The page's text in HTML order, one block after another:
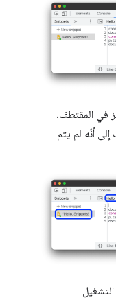
في المقتطف.
أنّه لم يتم